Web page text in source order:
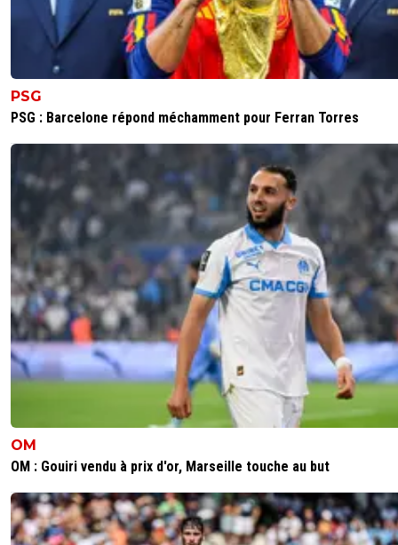
PSG
PSG : Barcelone répond méchamment pour Ferran Torres
OM
OM : Gouiri vendu à prix d'or, Marseille touche au but